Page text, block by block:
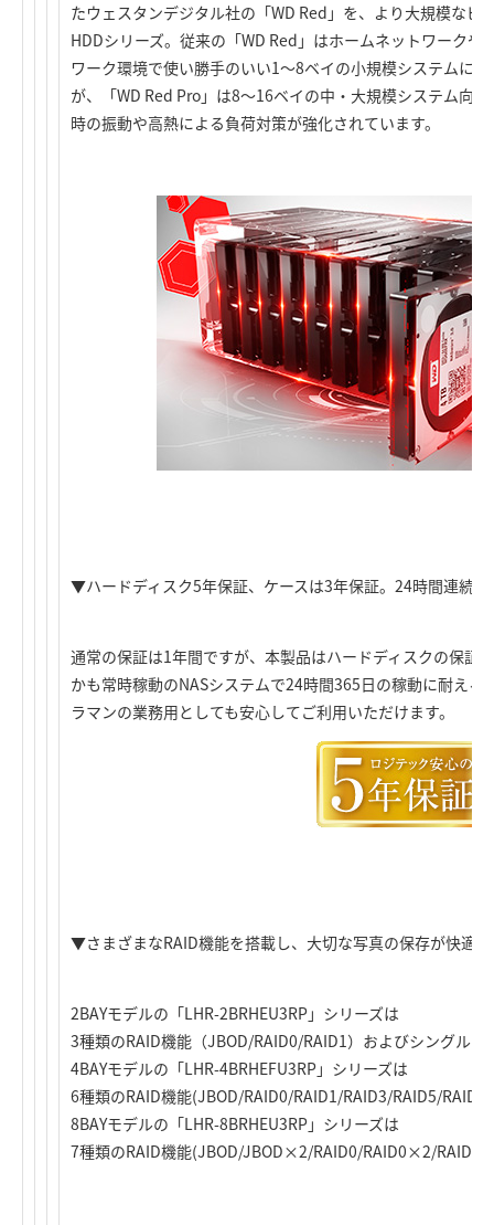
たウェスタンデジタル社の「WD Red」を、より大規模なビ
HDDシリーズ。従来の「WD Red」はホームネットワークや
ワーク環境で使い勝手のいい1～8ベイの小規模システムに
が、「WD Red Pro」は8～16ベイの中・大規模システム向
時の振動や高熱による負荷対策が強化されています。
▼ハードディスク5年保証、ケースは3年保証。24時間連続
通常の保証は1年間ですが、本製品はハードディスクの保証
かも常時稼動のNASシステムで24時間365日の稼動に耐え
ラマンの業務用としても安心してご利用いただけます。
▼さまざまなRAID機能を搭載し、大切な写真の保存が快適
2BAYモデルの「LHR-2BRHEU3RP」シリーズは
3種類のRAID機能（JBOD/RAID0/RAID1）およびシングルモ
4BAYモデルの「LHR-4BRHEFU3RP」シリーズは
6種類のRAID機能(JBOD/RAID0/RAID1/RAID3/RAID5/
8BAYモデルの「LHR-8BRHEU3RP」シリーズは
7種類のRAID機能(JBOD/JBOD×2/RAID0/RAID0×2/